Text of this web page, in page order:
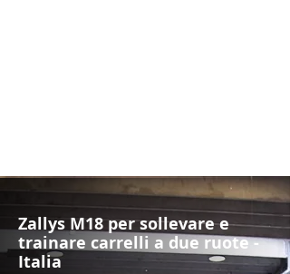
Zallys M18 per sollevare e
trainare carrelli a due ruote -
Italia